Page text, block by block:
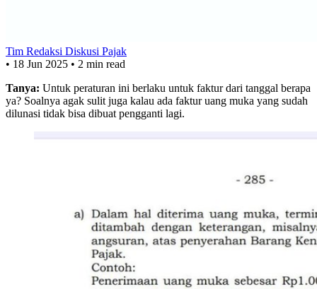
Tim Redaksi Diskusi Pajak
• 18 Jun 2025 • 2 min read
Tanya: Untuk peraturan ini berlaku untuk faktur dari tanggal berapa
ya? Soalnya agak sulit juga kalau ada faktur uang muka yang sudah
dilunasi tidak bisa dibuat pengganti lagi.